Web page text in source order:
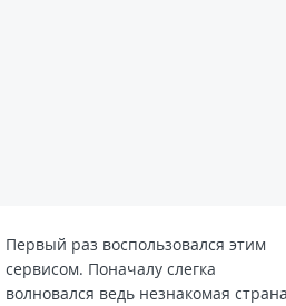
Первый раз воспользовался этим
сервисом. Поначалу слегка
волновался ведь незнакомая страна